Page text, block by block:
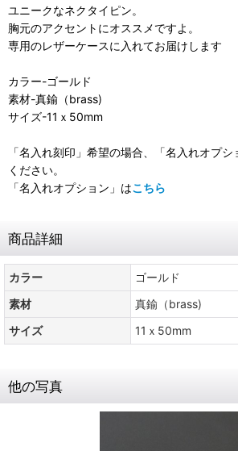
ユニークなネクタイピン。
胸元のアクセントにオススメですよ。
専用のレザーケースに入れてお届けします
カラー-ゴールド
素材-真鍮（brass)
サイズ-11ｘ50mm
「名入れ刻印」希望の場合、「名入れオプ
ください。
「名入れオプション」はこちら
商品詳細
カラー
ゴールド
素材
真鍮（brass)
サイズ
11ｘ50mm
他の写真